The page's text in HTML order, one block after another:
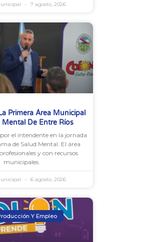
7 agosto, 2026
Primera Área Municipal
Mental De Entre Ríos
el intendente en la jornada
de Salud Mental. El área
y con recursos
municipales.
6 agosto, 2026
Y Empleo